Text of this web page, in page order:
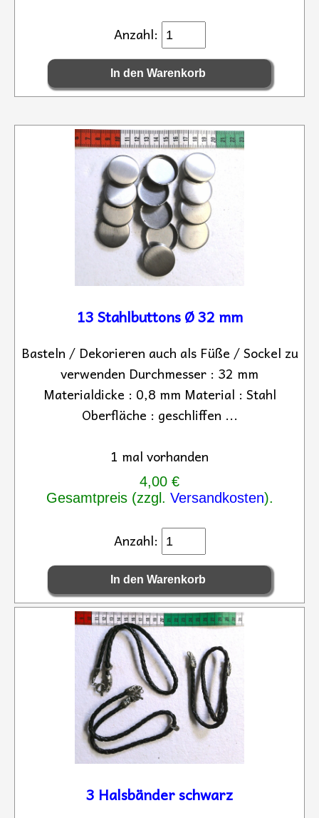
Anzahl:
13 Stahlbuttons Ø 32 mm
Basteln / Dekorieren auch als Füße / Sockel zu
verwenden Durchmesser : 32 mm
Materialdicke : 0,8 mm Material : Stahl
Oberfläche : geschliffen ...
1 mal vorhanden
4,00 €
Gesamtpreis (zzgl. Versandkosten).
Anzahl:
3 Halsbänder schwarz